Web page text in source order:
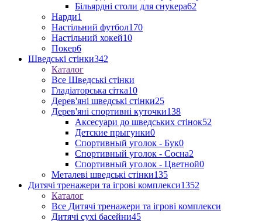
Більярдні столи для снукера62
Нарди1
Настільний футбол170
Настільний хокей10
Покер6
Шведські стінки342
Каталог
Все Шведські стінки
Гладіаторська сітка10
Дерев'яні шведські стінки25
Дерев'яні спортивні куточки138
Аксесуари до шведських стінок52
Детские прыгунки0
Спортивный уголок - Бук0
Спортивный уголок - Сосна2
Спортивный уголок - Цветной0
Металеві шведські стінки135
Дитячі тренажери та ігрові комплекси1352
Каталог
Все Дитячі тренажери та ігрові комплекси
Дитячі сухі басейни45